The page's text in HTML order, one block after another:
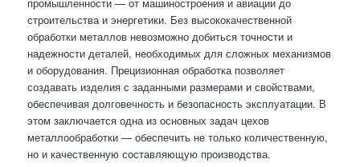
строительства и энергетики. Без высококачественной
обработки металлов невозможно добиться точности и
надежности деталей, необходимых для сложных механизмов
и оборудования. Прецизионная обработка позволяет
создавать изделия с заданными размерами и свойствами,
обеспечивая долговечность и безопасность эксплуатации. В
этом заключается одна из основных задач цехов
металлообработки — обеспечить не только количественную,
но и качественную составляющую производства.